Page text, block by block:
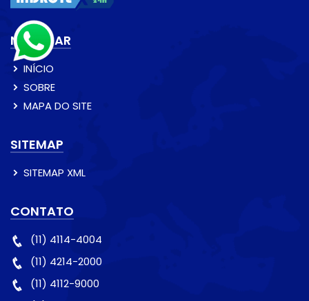
NAVEGAR
INÍCIO
SOBRE
MAPA DO SITE
SITEMAP
SITEMAP XML
CONTATO
(11) 4114-4004
(11) 4214-2000
(11) 4112-9000